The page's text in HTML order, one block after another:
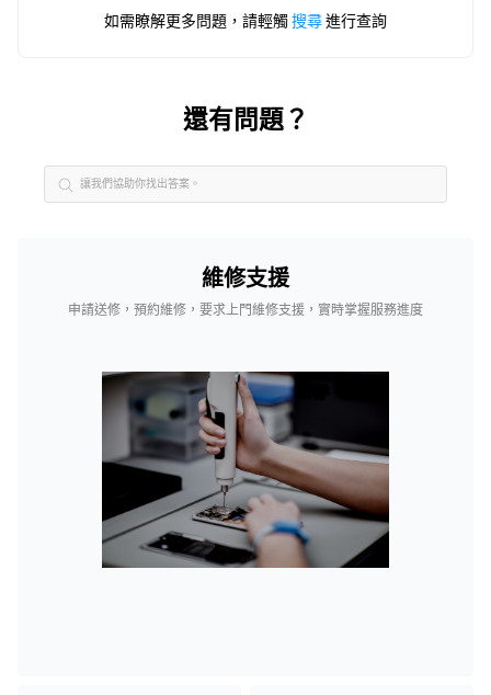
如需瞭解更多問題，請輕觸搜尋進行查詢
還有問題？
維修支援
申請送修，預約維修，要求上門維修支援，實時掌握服務進度